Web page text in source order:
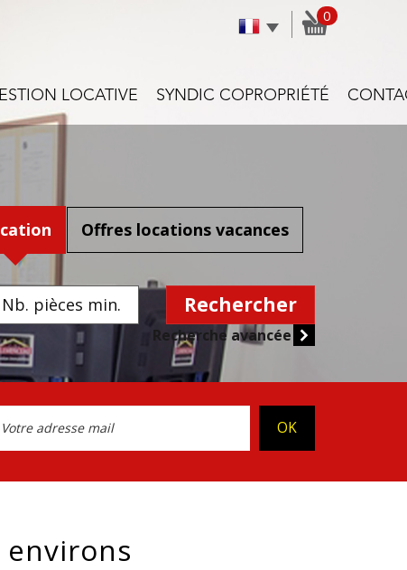
0
GESTION LOCATIVE SYNDIC COPROPRIÉTÉ
Offres locations vacances
Rechercher
Recherche avancée
OK
environs